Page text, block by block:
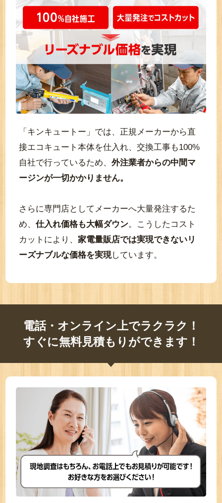
「キンキュートー」では、正規メーカーから直
接エコキュート本体を仕入れ、交換工事も100%
自社で行っているため、 外注業者からの中間マ
ージンが一切かかりません。
さらに専門店としてメーカーへ大量発注するた
め、仕入れ価格も大幅ダウン。こうしたコスト
カットにより、 家電量販店では実現できないリ
ーズナブルな価格を実現しています。
電話・オンライン上でラクラク！
すぐに無料見積もりができます！